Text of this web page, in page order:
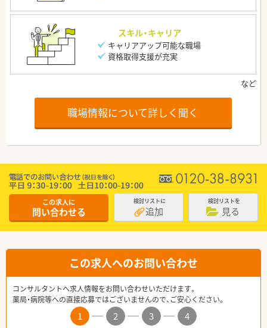
スキル・キャリア
キャリアアップ可能な職場
資格取得支援が充実
職場情報について詳しく聞く
この求人に
問い合わせる
検討リストに
追加
検討リストを
見る
この求人へのお問い合わせ
コンサルタントへ求人情報をお問い合わせいただけます。
薬局・病院等への直接応募ではございませんので、ご安心ください。
1 2 3 4